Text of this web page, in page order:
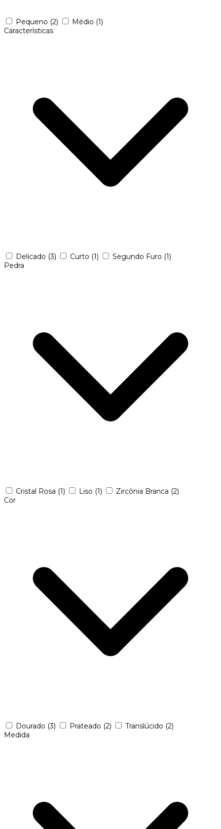
Pequeno (2) Médio (1)
Características
Delicado (3) Curto (1) Segundo Furo (1)
Pedra
Cristal Rosa (1) Liso (1) Zircônia Branca (2)
Cor
Dourado (3) Prateado (2) Translúcido (2)
Medida